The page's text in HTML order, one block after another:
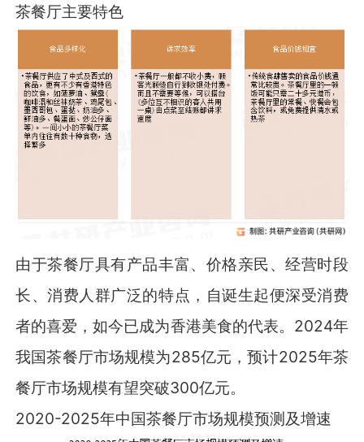
茶餐厅主要特色
由于茶餐厅具有产品丰富、价格亲民、经营时段
长、消费人群广泛的特点，自诞生起便深受消费
者的喜爱，如今已成为香港美食的代表。2024年
我国茶餐厅市场规模为285亿元，预计2025年茶
餐厅市场规模有望突破300亿元。
2020-2025年中国茶餐厅市场规模预测及增速